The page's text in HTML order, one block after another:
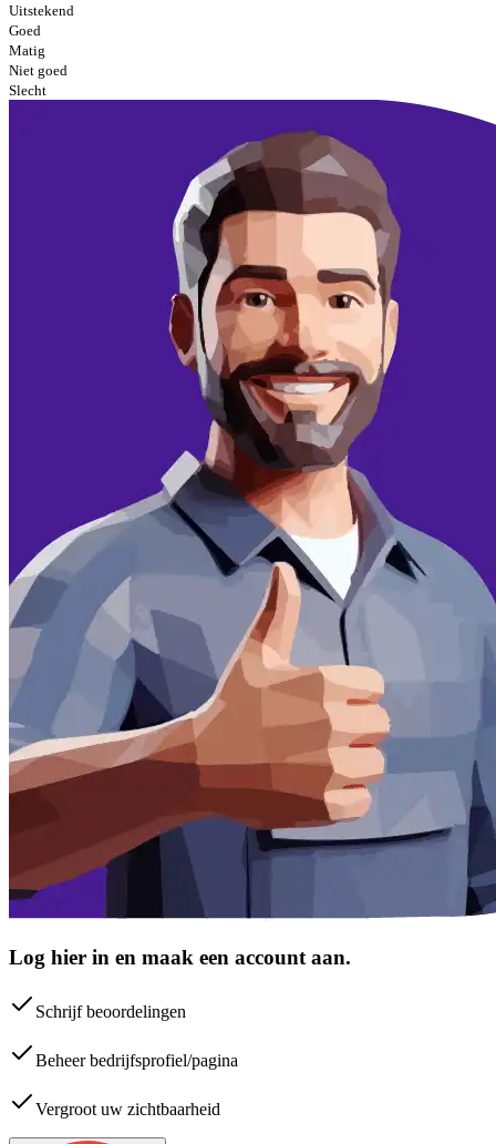
Uitstekend
Goed
Matig
Niet goed
Slecht
Log hier in en maak een account aan.
Schrijf beoordelingen
Beheer bedrijfsprofiel/pagina
Vergroot uw zichtbaarheid